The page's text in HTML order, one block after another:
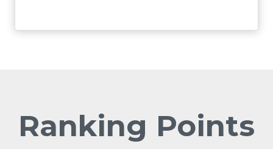
Ranking Points